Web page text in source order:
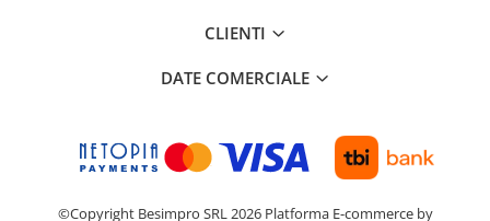
CLIENTI
DATE COMERCIALE
©Copyright Besimpro SRL 2026 Platforma E-commerce by